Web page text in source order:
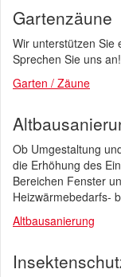
Gartenzäune
Wir unterstützen Sie
Sprechen Sie uns an!
Garten / Zäune
Ob Umgestaltung
die Erhöhung des
Bereichen Fenster
Heizwärmebedarfs-
Altbausanierung